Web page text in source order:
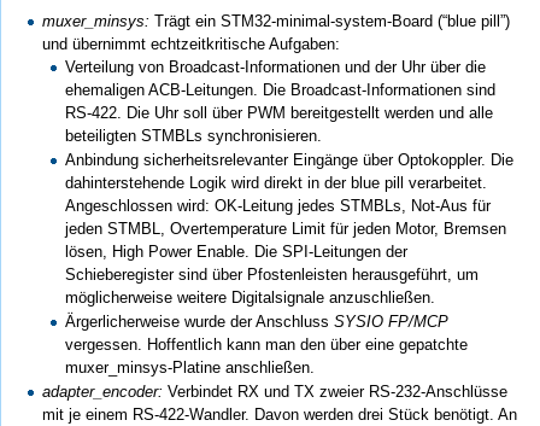
muxer_minsys: Trägt ein STM32-minimal-system-Board (“blue pill”)
und übernimmt echtzeitkritische Aufgaben:
Verteilung von Broadcast-Informationen und der Uhr über die
ehemaligen ACB-Leitungen. Die Broadcast-Informationen sind
RS-422. Die Uhr soll über PWM bereitgestellt werden und alle
beteiligten STMBLs synchronisieren.
Anbindung sicherheitsrelevanter Eingänge über Optokoppler. Die
dahinterstehende Logik wird direkt in der blue pill verarbeitet.
Angeschlossen wird: OK-Leitung jedes STMBLs, Not-Aus für
jeden STMBL, Overtemperature Limit für jeden Motor, Bremsen
lösen, High Power Enable. Die SPI-Leitungen der
Schieberegister sind über Pfostenleisten herausgeführt, um
möglicherweise weitere Digitalsignale anzuschließen.
Ärgerlicherweise wurde der AnschlussSYSIO FP/MCP
vergessen. Hoffentlich kann man den über eine gepatchte
muxer_minsys-Platine anschließen.
adapter_encoder: Verbindet RX und TX zweier RS-232-Anschlüsse
mit je einem RS-422-Wandler. Davon werden drei Stück benötigt. An